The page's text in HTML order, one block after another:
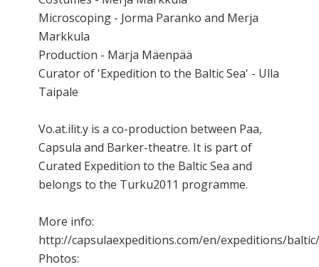
Microscoping - Jorma Paranko and Merja
Markkula
Production - Marja Mäenpää
Curator of 'Expedition to the Baltic Sea' - Ulla
Taipale
Vo.at.ilit.y is a co-production between Paa,
Capsula and Barker-theatre. It is part of
Curated Expedition to the Baltic Sea and
belongs to the Turku2011 programme.
More info:
http://capsulaexpeditions.com/en/expeditions/
Photos: